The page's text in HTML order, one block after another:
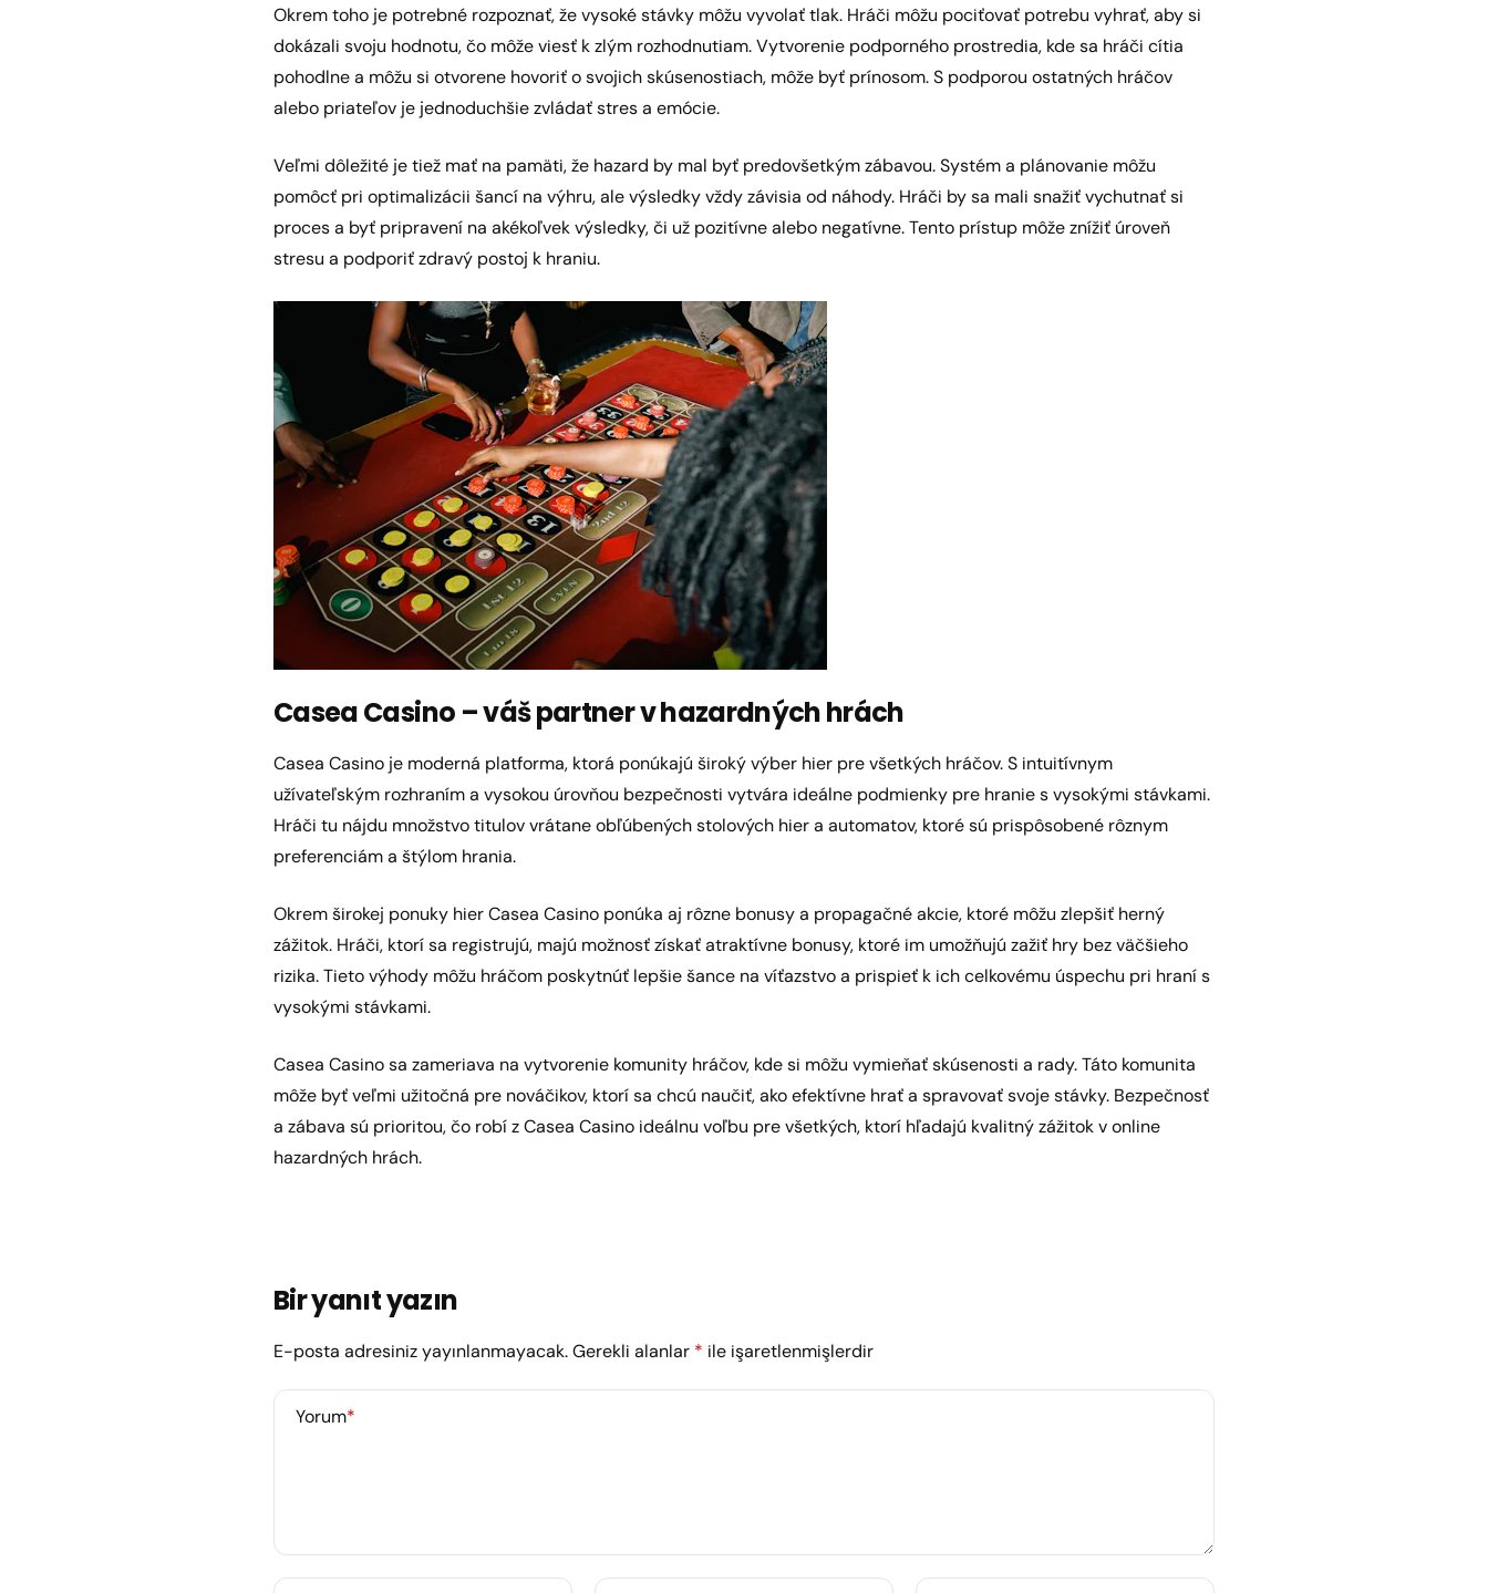
Okrem toho je potrebné rozpoznať, že vysoké stávky môžu vyvolať tlak. Hráči môžu pociťovať potrebu vyhrať, aby si
dokázali svoju hodnotu, čo môže viesť k zlým rozhodnutiam. Vytvorenie podporného prostredia, kde sa hráči cítia
pohodlne a môžu si otvorene hovoriť o svojich skúsenostiach, môže byť prínosom. S podporou ostatných hráčov
alebo priateľov je jednoduchšie zvládať stres a emócie.
Veľmi dôležité je tiež mať na pamäti, že hazard by mal byť predovšetkým zábavou. Systém a plánovanie môžu
pomôcť pri optimalizácii šancí na výhru, ale výsledky vždy závisia od náhody. Hráči by sa mali snažiť vychutnať si
proces a byť pripravení na akékoľvek výsledky, či už pozitívne alebo negatívne. Tento prístup môže znížiť úroveň
stresu a podporiť zdravý postoj k hraniu.
Casea Casino – váš partner v hazardných hrách
Casea Casino je moderná platforma, ktorá ponúkajú široký výber hier pre všetkých hráčov. S intuitívnym
užívateľským rozhraním a vysokou úrovňou bezpečnosti vytvára ideálne podmienky pre hranie s vysokými stávkami.
Hráči tu nájdu množstvo titulov vrátane obľúbených stolových hier a automatov, ktoré sú prispôsobené rôznym
preferenciám a štýlom hrania.
Okrem širokej ponuky hier Casea Casino ponúka aj rôzne bonusy a propagačné akcie, ktoré môžu zlepšiť herný
zážitok. Hráči, ktorí sa registrujú, majú možnosť získať atraktívne bonusy, ktoré im umožňujú zažiť hry bez väčšieho
rizika. Tieto výhody môžu hráčom poskytnúť lepšie šance na víťazstvo a prispieť k ich celkovému úspechu pri hraní s
vysokými stávkami.
Casea Casino sa zameriava na vytvorenie komunity hráčov, kde si môžu vymieňať skúsenosti a rady. Táto komunita
môže byť veľmi užitočná pre nováčikov, ktorí sa chcú naučiť, ako efektívne hrať a spravovať svoje stávky. Bezpečnosť
a zábava sú prioritou, čo robí z Casea Casino ideálnu voľbu pre všetkých, ktorí hľadajú kvalitný zážitok v online
hazardných hrách.
Bir yanıt yazın
E-posta adresiniz yayınlanmayacak.Gerekli alanlar * ile işaretlenmişlerdir
Yorum*